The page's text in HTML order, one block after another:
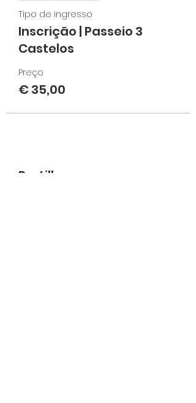
Tipo de ingresso
Inscrição | Passeio 3
Castelos
Preço
€ 35,00
Partilha